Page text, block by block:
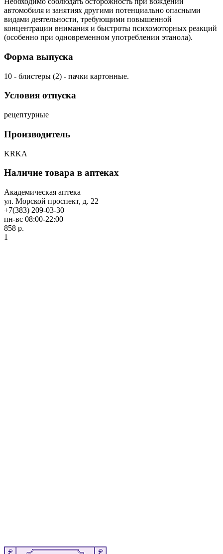
автомобиля и занятиях другими потенциально опасными
видами деятельности, требующими повышенной
концентрации внимания и быстроты психомоторных реакций
(особенно при одновременном употреблении этанола).
Форма выпуска
10 - блистеры (2) - пачки картонные.
Условия отпуска
рецептурные
Производитель
KRKA
Наличие товара в аптеках
Академическая аптека
ул. Морской проспект, д. 22
+7(383) 209-03-30
пн-вс 08:00-22:00
858 р.
1